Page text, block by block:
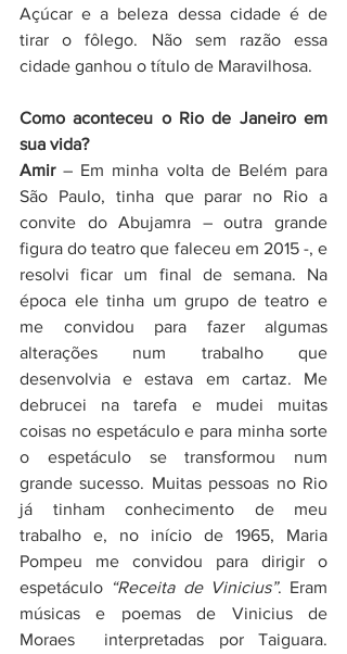
Açúcar e a beleza dessa cidade é de
tirar o fôlego. Não sem razão essa
cidade ganhou o título de Maravilhosa.
Como aconteceu o Rio de Janeiro em
sua vida?
Amir – Em minha volta de Belém para
São Paulo, tinha que parar no Rio a
convite do Abujamra – outra grande
figura do teatro que faleceu em 2015 -, e
resolvi ficar um final de semana. Na
época ele tinha um grupo de teatro e
me convidou para fazer algumas
alterações num trabalho que
desenvolvia e estava em cartaz. Me
debrucei na tarefa e mudei muitas
coisas no espetáculo e para minha sorte
o espetáculo se transformou num
grande sucesso. Muitas pessoas no Rio
já tinham conhecimento de meu
trabalho e, no início de 1965, Maria
Pompeu me convidou para dirigir o
espetáculo “Receita de Vinicius”. Eram
músicas e poemas de Vinicius de
Moraes  interpretadas por Taiguara.